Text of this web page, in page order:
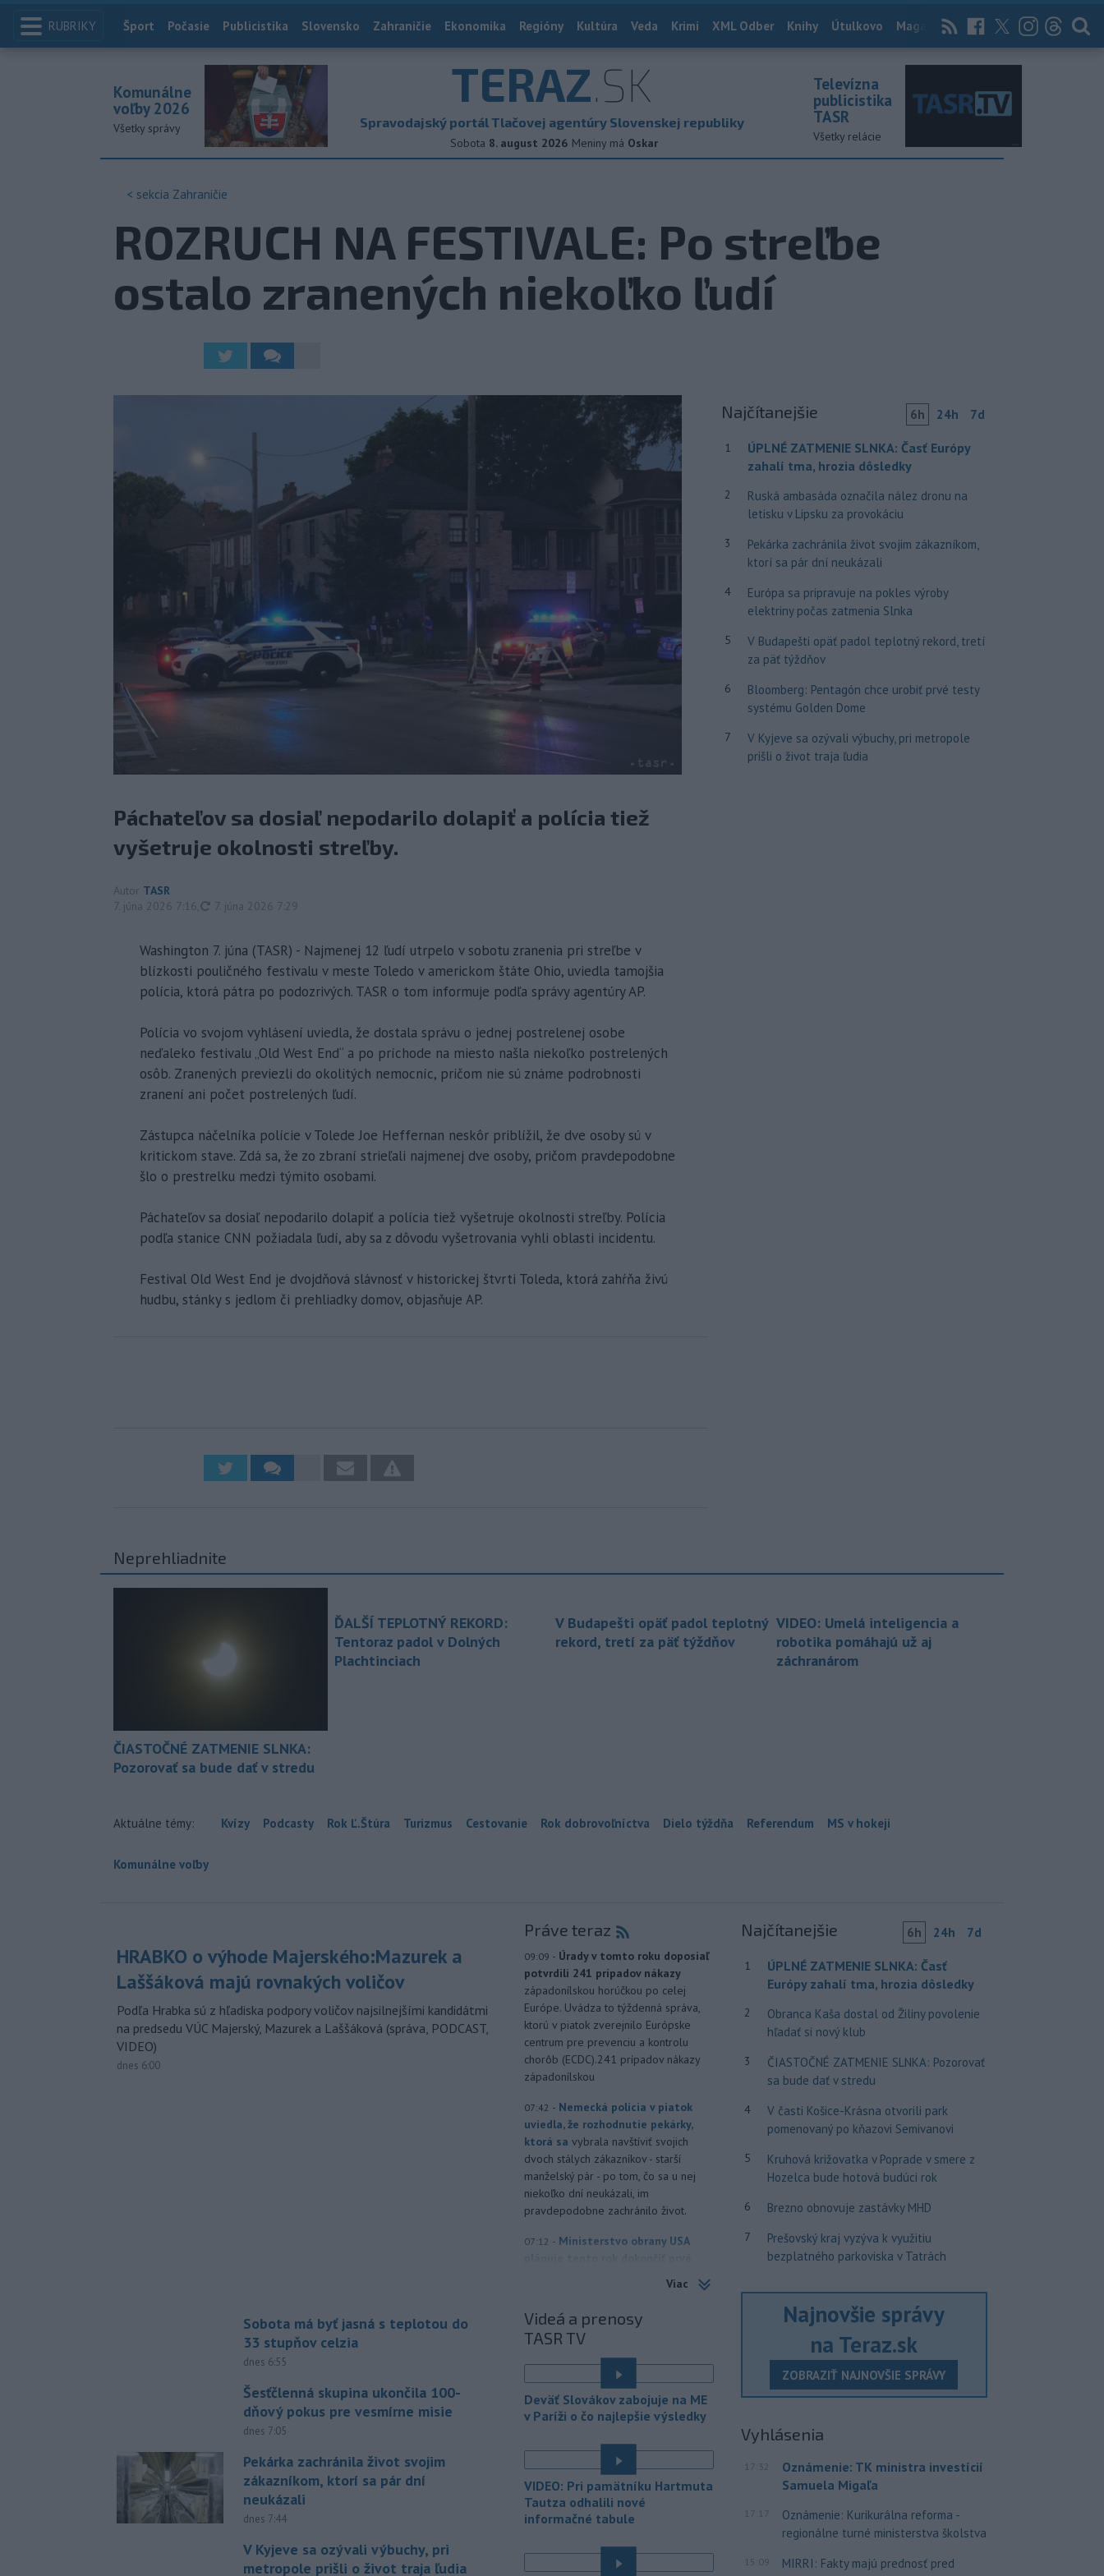
RUBRIKY Index
Šport Počasie Publicistika Slovensko Zahraničie Ekonomika Regióny Kultúra Veda Krimi XML Odber Knihy Útulkovo Magazín News Now Archív
TERAZ.SK
Spravodajský portál Tlačovej agentúry Slovenskej republiky
Sobota 8. august 2026 Meniny má Oskar
Komunálne
voľby 2026
Všetky správy
Televízna
publicistika
TASR
Všetky relácie
< sekcia Zahraničie
ROZRUCH NA FESTIVALE: Po streľbe
ostalo zranených niekoľko ľudí
Páchateľov sa dosiaľ nepodarilo dolapiť a polícia tiež
vyšetruje okolnosti streľby.
Autor TASR
7. júna 2026 7:16
aktualizované
7. júna 2026 7:29
Washington 7. júna (TASR) - Najmenej 12 ľudí utrpelo v sobotu zranenia pri streľbe v
blízkosti pouličného festivalu v meste Toledo v americkom štáte Ohio, uviedla tamojšia
polícia, ktorá pátra po podozrivých. TASR o tom informuje podľa správy agentúry AP.
Polícia vo svojom vyhlásení uviedla, že dostala správu o jednej postrelenej osobe
neďaleko festivalu „Old West End“ a po príchode na miesto našla niekoľko postrelených
osôb. Zranených previezli do okolitých nemocníc, pričom nie sú známe podrobnosti
zranení ani počet postrelených ľudí.
Zástupca náčelníka polície v Tolede Joe Heffernan neskôr priblížil, že dve osoby sú v
kritickom stave. Zdá sa, že zo zbraní strieľali najmenej dve osoby, pričom pravdepodobne
šlo o prestrelku medzi týmito osobami.
Páchateľov sa dosiaľ nepodarilo dolapiť a polícia tiež vyšetruje okolnosti streľby. Polícia
podľa stanice CNN požiadala ľudí, aby sa z dôvodu vyšetrovania vyhli oblasti incidentu.
Festival Old West End je dvojdňová slávnosť v historickej štvrti Toleda, ktorá zahŕňa živú
hudbu, stánky s jedlom či prehliadky domov, objasňuje AP.
Najčítanejšie 6h 24h 7d
1
ÚPLNÉ ZATMENIE SLNKA: Časť Európy
zahalí tma, hrozia dôsledky
2
Ruská ambasáda označila nález dronu na
letisku v Lipsku za provokáciu
3
Pekárka zachránila život svojim zákazníkom,
ktorí sa pár dní neukázali
4
Európa sa pripravuje na pokles výroby
elektriny počas zatmenia Slnka
5
V Budapešti opäť padol teplotný rekord, tretí
za päť týždňov
6
Bloomberg: Pentagón chce urobiť prvé testy
systému Golden Dome
7
V Kyjeve sa ozývali výbuchy, pri metropole
prišli o život traja ľudia
Neprehliadnite
ČIASTOČNÉ ZATMENIE SLNKA:
Pozorovať sa bude dať v stredu
ĎALŠÍ TEPLOTNÝ REKORD:
Tentoraz padol v Dolných
Plachtinciach
V Budapešti opäť padol teplotný
rekord, tretí za päť týždňov
VIDEO: Umelá inteligencia a
robotika pomáhajú už aj
záchranárom
Aktuálne témy: Kvízy Podcasty Rok Ľ.Štúra Turizmus Cestovanie Rok dobrovoľníctva Dielo týždňa Referendum MS v hokeji
Komunálne voľby
HRABKO o výhode Majerského:Mazurek a
Laššáková majú rovnakých voličov
Podľa Hrabka sú z hľadiska podpory voličov najsilnejšími kandidátmi
na predsedu VÚC Majerský, Mazurek a Laššáková (správa, PODCAST,
VIDEO)
dnes 6:00
Sobota má byť jasná s teplotou do
33 stupňov celzia
dnes 6:55
Šesťčlenná skupina ukončila 100-
dňový pokus pre vesmírne misie
dnes 7:05
Pekárka zachránila život svojim
zákazníkom, ktorí sa pár dní
neukázali
dnes 7:44
V Kyjeve sa ozývali výbuchy, pri
metropole prišli o život traja ľudia
Práve teraz
09:09 - Úrady v tomto roku doposiaľ
potvrdili 241 prípadov nákazy
západonílskou horúčkou po celej
Európe. Uvádza to týždenná správa,
ktorú v piatok zverejnilo Európske
centrum pre prevenciu a kontrolu
chorôb (ECDC).241 prípadov nákazy
západonílskou
07:42 - Nemecká polícia v piatok
uviedla, že rozhodnutie pekárky,
ktorá sa vybrala navštíviť svojich
dvoch stálych zákazníkov - starší
manželský pár - po tom, čo sa u nej
niekoľko dní neukázali, im
pravdepodobne zachránilo život.
07:12 - Ministerstvo obrany USA
Golden Dome (Zlatá kupola) a v roku
2027 uskutočniť letové skúšky.
07:09 - Rokovania medzi Iránom a
Ománom o situácii v Hormuzskom
napredujú a Spojené štáty
očakávajú, že dohoda bude uzavretá
čoskoro, uviedol v piatok pre agentúru
Reuters nemenovaný americký
predstaviteľ, píše TASR.
- Úrady vo východnej Číne v
sobotu zatvorili školy a mnohé
turistické lokality v reakcii na tajfún
Dolphin, ktorý sa blíži k pevnine. TASR
o tom informuje na základe správy
Viac
Videá a prenosy
TASR TV
Deväť Slovákov zabojuje na ME
v Paríži o čo najlepšie výsledky
VIDEO: Pri pamätníku Hartmuta
Tautza odhalili nové
informačné tabule
Najčítanejšie 6h 24h 7d
1
ÚPLNÉ ZATMENIE SLNKA: Časť
Európy zahalí tma, hrozia dôsledky
2
Obranca Kaša dostal od Žiliny povolenie
hľadať si nový klub
3
ČIASTOČNÉ ZATMENIE SLNKA: Pozorovať
sa bude dať v stredu
4
V časti Košice-Krásna otvorili park
pomenovaný po kňazovi Semivanovi
5
Kruhová križovatka v Poprade v smere z
Hozelca bude hotová budúci rok
6 Brezno obnovuje zastávky MHD
7
Prešovský kraj vyzýva k využitiu
bezplatného parkoviska v Tatrách
Najnovšie správy
na Teraz.sk
ZOBRAZIŤ NAJNOVŠIE SPRÁVY
Vyhlásenia
17:32
Oznámenie: TK ministra investícií
Samuela Migaľa
17:17
Oznámenie: Kurikurálna reforma -
regionálne turné ministerstva školstva
15:09
MIRRI: Fakty majú prednosť pred